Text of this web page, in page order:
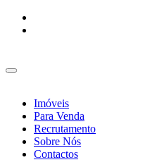
Imóveis
Para Venda
Recrutamento
Sobre Nós
Contactos